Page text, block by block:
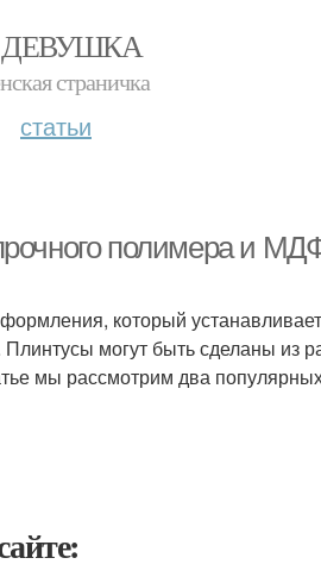
страничка
статьи
полимера и
который
могут быть сделаны из
мы рассмотрим два